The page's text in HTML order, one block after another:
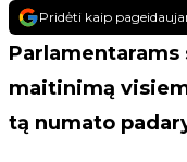
Pridėti kaip
maitinimą
tą numato